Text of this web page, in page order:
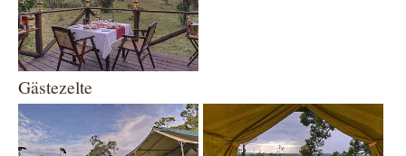
Gästezelte
Show larger version Show larger version